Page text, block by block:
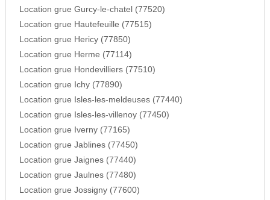
Location grue Gurcy-le-chatel (77520)
Location grue Hautefeuille (77515)
Location grue Hericy (77850)
Location grue Herme (77114)
Location grue Hondevilliers (77510)
Location grue Ichy (77890)
Location grue Isles-les-meldeuses (77440)
Location grue Isles-les-villenoy (77450)
Location grue Iverny (77165)
Location grue Jablines (77450)
Location grue Jaignes (77440)
Location grue Jaulnes (77480)
Location grue Jossigny (77600)